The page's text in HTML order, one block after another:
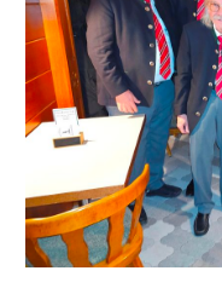
v.l.n.r.: Pohl